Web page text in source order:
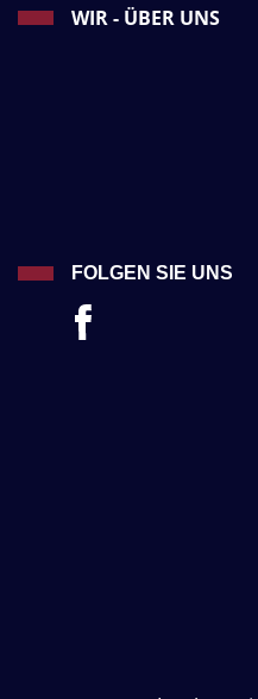
WIR - ÜBER UNS
FOLGEN SIE UNS